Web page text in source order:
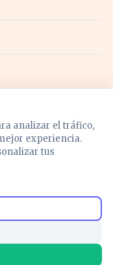
mercados,
actualizada
tu dinero y tu
analizar el tráfico,
experiencia.
tus